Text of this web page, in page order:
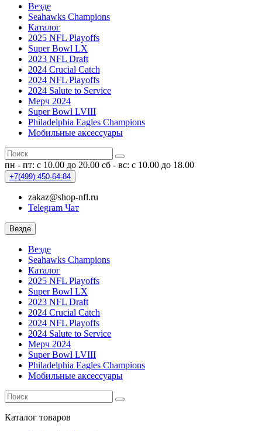
Везде
Seahawks Champions
Каталог
2025 NFL Playoffs
Super Bowl LX
2023 NFL Draft
2024 Crucial Catch
2024 NFL Playoffs
2024 Salute to Service
Мерч 2024
Super Bowl LVIII
Philadelphia Eagles Champions
Мобильные аксессуары
пн - пт: с 10.00 до 20.00 сб - вс: с 10.00 до 18.00
+7(499) 450-64-84
zakaz@shop-nfl.ru
Telegram Чат
Везде
Везде
Seahawks Champions
Каталог
2025 NFL Playoffs
Super Bowl LX
2023 NFL Draft
2024 Crucial Catch
2024 NFL Playoffs
2024 Salute to Service
Мерч 2024
Super Bowl LVIII
Philadelphia Eagles Champions
Мобильные аксессуары
Каталог товаров